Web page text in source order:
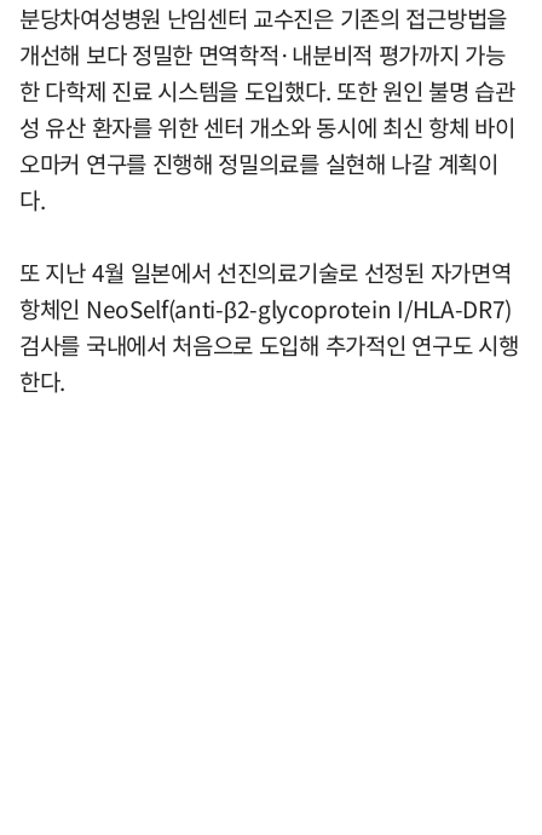
분당차여성병원 난임센터 교수진은 기존의 접근방법을
개선해 보다 정밀한 면역학적·내분비적 평가까지 가능
한 다학제 진료 시스템을 도입했다. 또한 원인 불명 습관
성 유산 환자를 위한 센터 개소와 동시에 최신 항체 바이
오마커 연구를 진행해 정밀의료를 실현해 나갈 계획이
다.
또 지난 4월 일본에서 선진의료기술로 선정된 자가면역
항체인 NeoSelf(anti-β2-glycoprotein I/HLA-DR7)
검사를 국내에서 처음으로 도입해 추가적인 연구도 시행
한다.